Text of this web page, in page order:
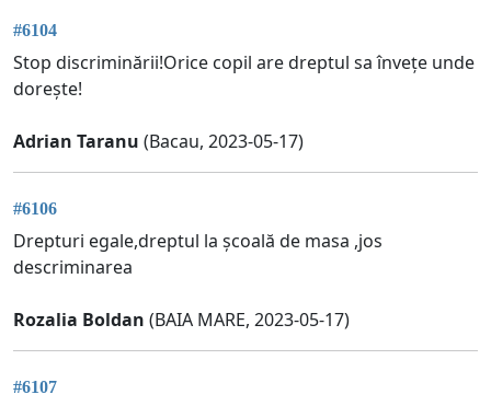
#6104
Stop discriminării!Orice copil are dreptul sa învețe unde
dorește!
Adrian Taranu (Bacau, 2023-05-17)
#6106
Drepturi egale,dreptul la școală de masa ,jos
descriminarea
Rozalia Boldan (BAIA MARE, 2023-05-17)
#6107